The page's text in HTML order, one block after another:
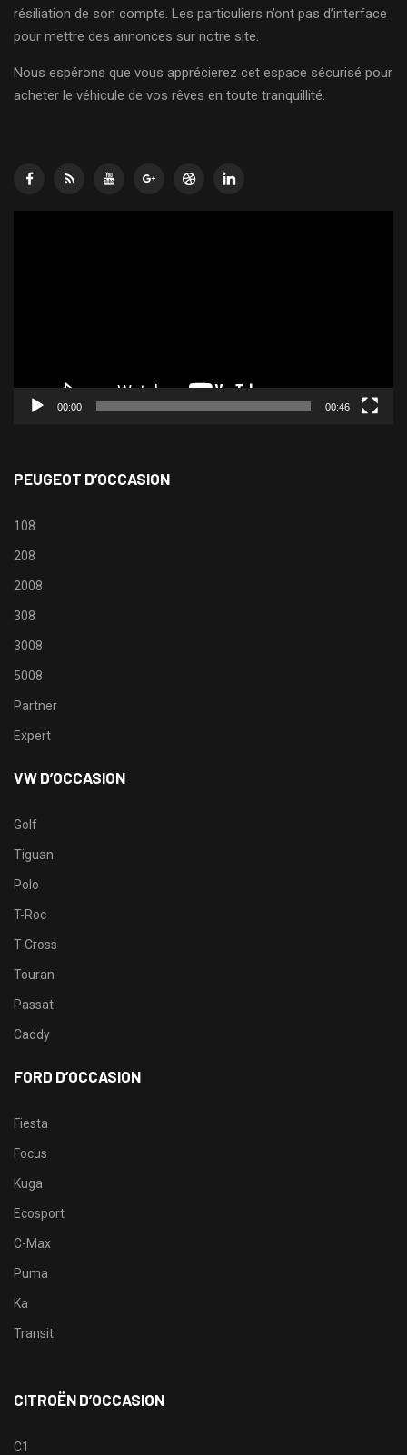
résiliation de son compte. Les particuliers n’ont pas d’interface
pour mettre des annonces sur notre site.
Nous espérons que vous apprécierez cet espace sécurisé pour
acheter le véhicule de vos rêves en toute tranquillité.
00:00 00:46
PEUGEOT D’OCCASION
108
208
2008
308
3008
5008
Partner
Expert
VW D’OCCASION
Golf
Tiguan
Polo
T-Roc
T-Cross
Touran
Passat
Caddy
FORD D’OCCASION
Fiesta
Focus
Kuga
Ecosport
C-Max
Puma
Ka
Transit
CITROËN D’OCCASION
C1